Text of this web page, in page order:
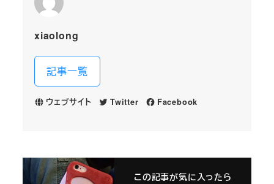
xiaolong
記事一覧
ウェブサイト Twitter Facebook
この記事が気に入ったら